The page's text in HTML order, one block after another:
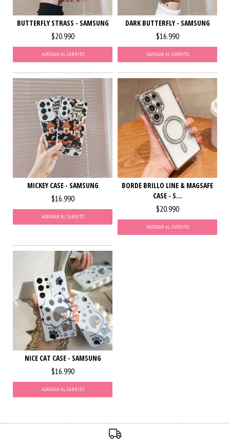
BUTTERFLY STRASS - SAMSUNG
$20.990
AGREGAR AL CARRITO
DARK BUTTERFLY - SAMSUNG
$16.990
AGREGAR AL CARRITO
MICKEY CASE - SAMSUNG
$16.990
AGREGAR AL CARRITO
BORDE BRILLO LINE & MAGSAFE
CASE - S...
$20.990
AGREGAR AL CARRITO
NICE CAT CASE - SAMSUNG
$16.990
AGREGAR AL CARRITO